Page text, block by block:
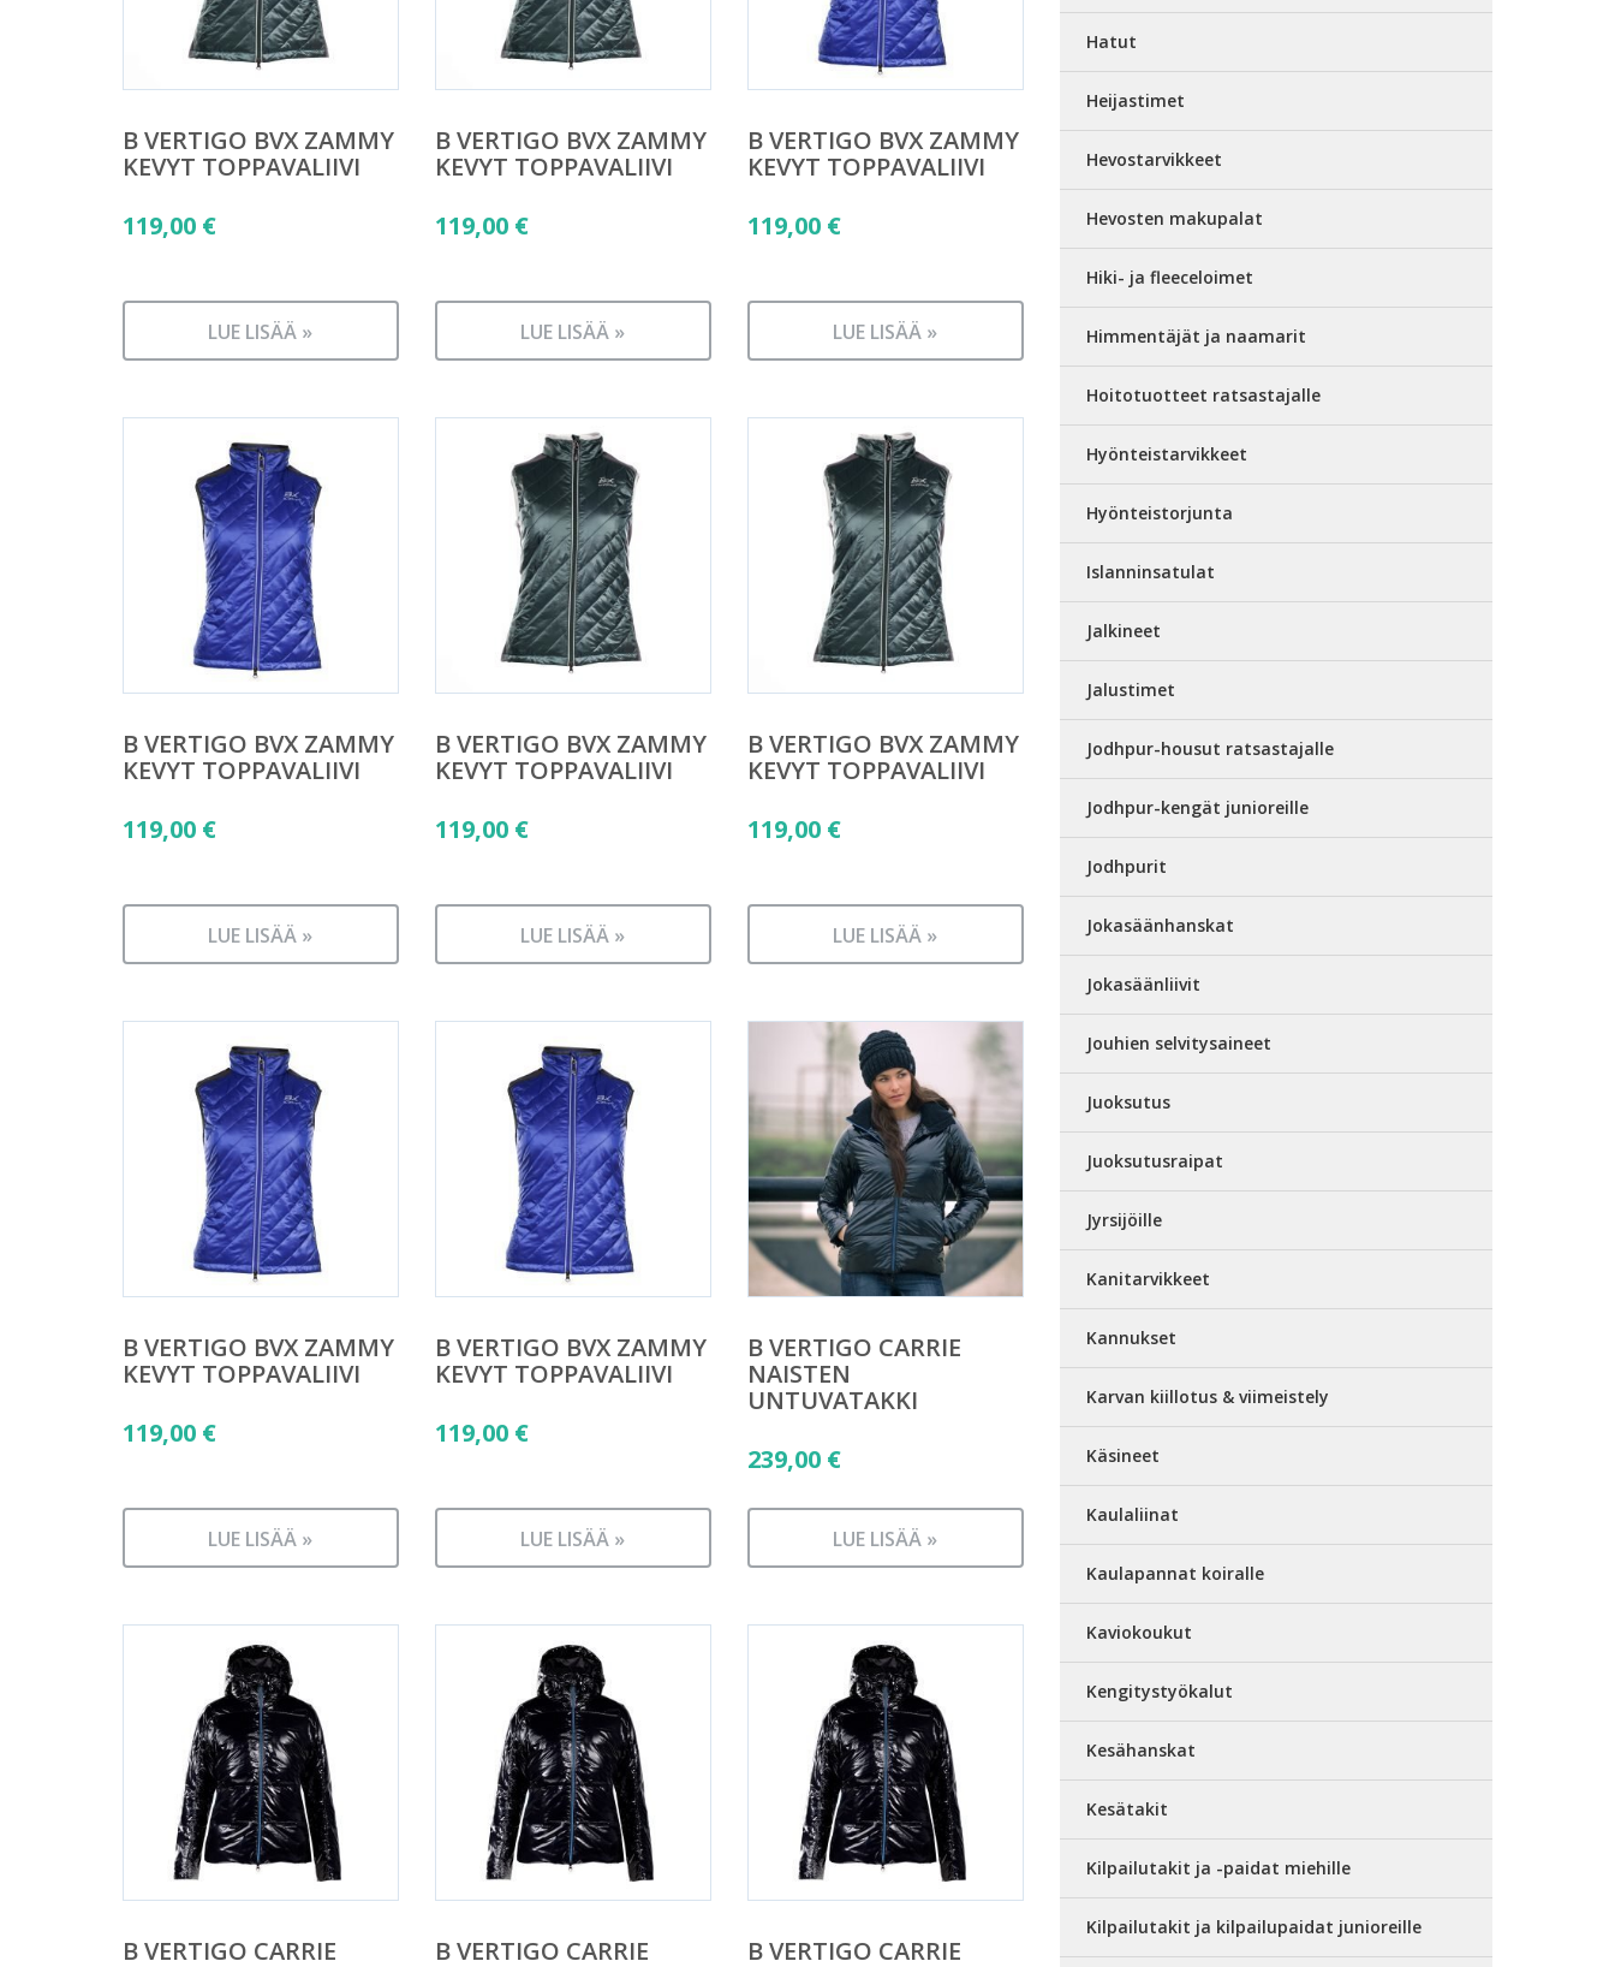
B VERTIGO BVX ZAMMY
KEVYT TOPPAVALIIVI
119,00 €
LUE LISÄÄ »
B VERTIGO BVX ZAMMY
KEVYT TOPPAVALIIVI
119,00 €
LUE LISÄÄ »
B VERTIGO BVX ZAMMY
KEVYT TOPPAVALIIVI
119,00 €
LUE LISÄÄ »
B VERTIGO BVX ZAMMY
KEVYT TOPPAVALIIVI
119,00 €
LUE LISÄÄ »
B VERTIGO BVX ZAMMY
KEVYT TOPPAVALIIVI
119,00 €
LUE LISÄÄ »
B VERTIGO BVX ZAMMY
KEVYT TOPPAVALIIVI
119,00 €
LUE LISÄÄ »
B VERTIGO BVX ZAMMY
KEVYT TOPPAVALIIVI
119,00 €
LUE LISÄÄ »
B VERTIGO BVX ZAMMY
KEVYT TOPPAVALIIVI
119,00 €
LUE LISÄÄ »
B VERTIGO CARRIE
NAISTEN
UNTUVATAKKI
239,00 €
LUE LISÄÄ »
B VERTIGO CARRIE
B VERTIGO CARRIE
B VERTIGO CARRIE
Hatut
Heijastimet
Hevostarvikkeet
Hevosten makupalat
Hiki- ja fleeceloimet
Himmentäjät ja naamarit
Hoitotuotteet ratsastajalle
Hyönteistarvikkeet
Hyönteistorjunta
Islanninsatulat
Jalkineet
Jalustimet
Jodhpur-housut ratsastajalle
Jodhpur-kengät junioreille
Jodhpurit
Jokasäänhanskat
Jokasäänliivit
Jouhien selvitysaineet
Juoksutus
Juoksutusraipat
Jyrsijöille
Kanitarvikkeet
Kannukset
Karvan kiillotus & viimeistely
Käsineet
Kaulaliinat
Kaulapannat koiralle
Kaviokoukut
Kengitystyökalut
Kesähanskat
Kesätakit
Kilpailutakit ja -paidat miehille
Kilpailutakit ja kilpailupaidat junioreille